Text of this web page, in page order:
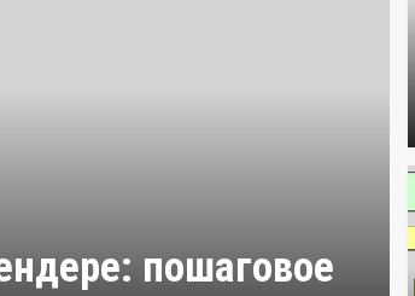
пошаговое